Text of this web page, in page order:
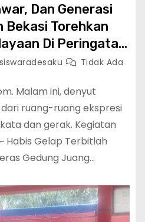
Dan Generasi
Bekasi Torehkan
Di Peringatan
Tidak Ada
Malam ini, denyut
ruang-ruang ekspresi
dan gerak. Kegiatan
Habis Gelap Terbitlah
Gedung Juang…